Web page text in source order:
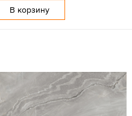
В корзину